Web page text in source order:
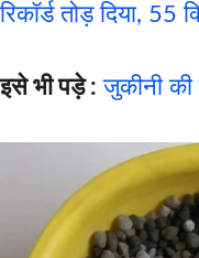
रिकॉर्ड तोड़ दिया, 55
इसे भी पड़े : जुकीनी